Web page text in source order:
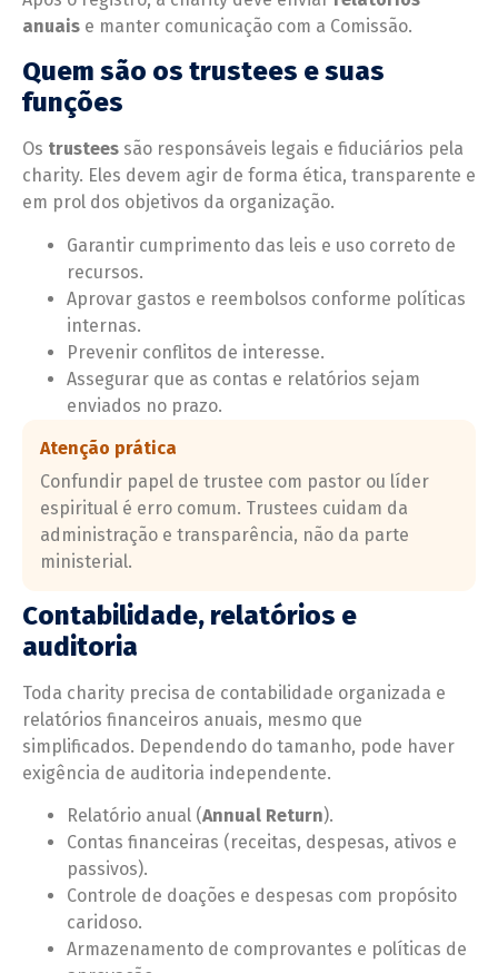
anuais e manter comunicação com a Comissão.
Quem são os trustees e suas
funções
Os trustees são responsáveis legais e fiduciários pela
charity. Eles devem agir de forma ética, transparente e
em prol dos objetivos da organização.
Garantir cumprimento das leis e uso correto de
recursos.
Aprovar gastos e reembolsos conforme políticas
internas.
Prevenir conflitos de interesse.
Assegurar que as contas e relatórios sejam
enviados no prazo.
Atenção prática
Confundir papel de trustee com pastor ou líder
espiritual é erro comum. Trustees cuidam da
administração e transparência, não da parte
ministerial.
Contabilidade, relatórios e
auditoria
Toda charity precisa de contabilidade organizada e
relatórios financeiros anuais, mesmo que
simplificados. Dependendo do tamanho, pode haver
exigência de auditoria independente.
Relatório anual (Annual Return).
Contas financeiras (receitas, despesas, ativos e
passivos).
Controle de doações e despesas com propósito
caridoso.
Armazenamento de comprovantes e políticas de